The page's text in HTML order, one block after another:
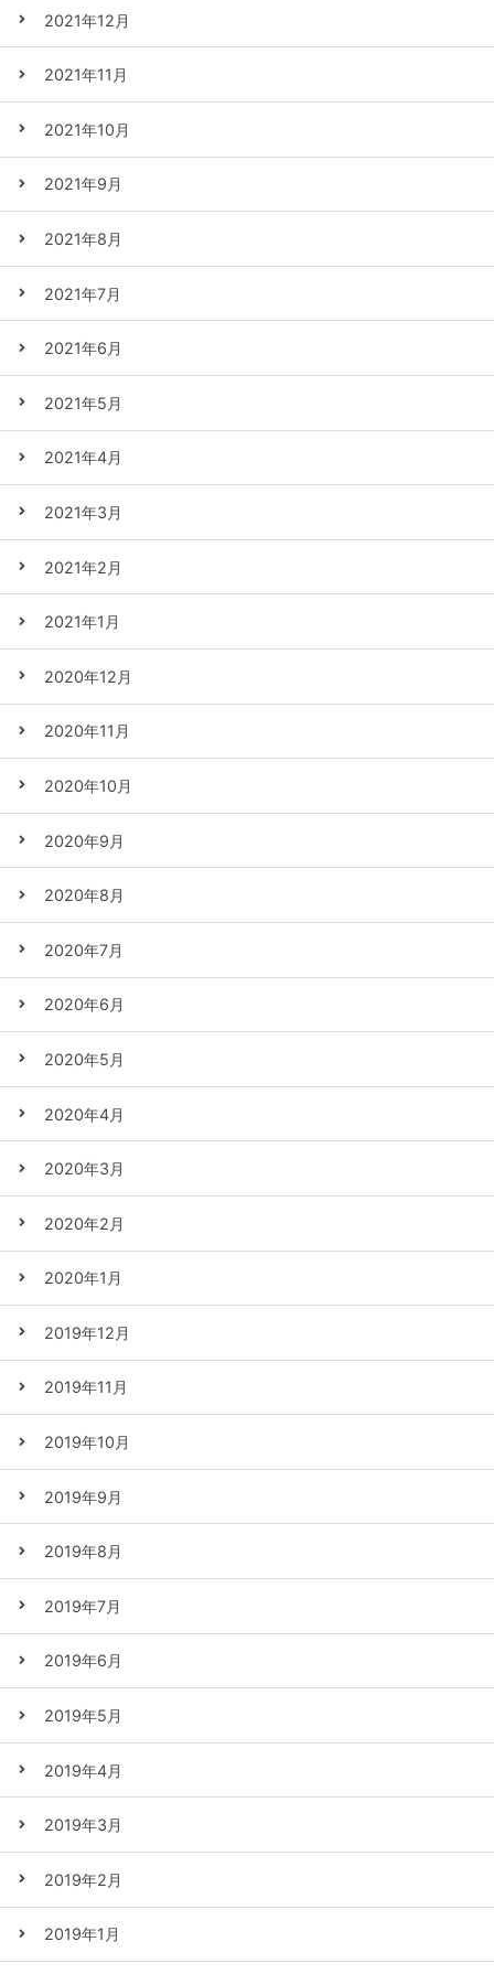
2021年12月
2021年11月
2021年10月
2021年9月
2021年8月
2021年7月
2021年6月
2021年5月
2021年4月
2021年3月
2021年2月
2021年1月
2020年12月
2020年11月
2020年10月
2020年9月
2020年8月
2020年7月
2020年6月
2020年5月
2020年4月
2020年3月
2020年2月
2020年1月
2019年12月
2019年11月
2019年10月
2019年9月
2019年8月
2019年7月
2019年6月
2019年5月
2019年4月
2019年3月
2019年2月
2019年1月